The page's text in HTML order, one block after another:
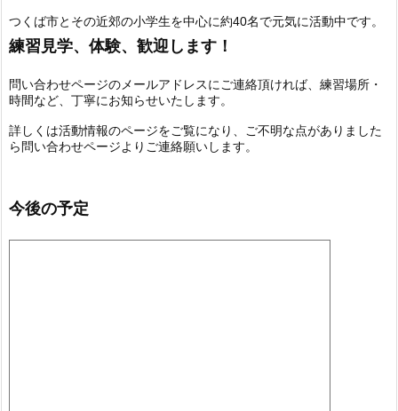
つくば市とその近郊の小学生を中心に約40名で元気に活動中です。
練習見学、体験、歓迎します！
問い合わせページのメールアドレスにご連絡頂ければ、練習場所・
時間など、丁寧にお知らせいたします。
詳しくは活動情報のページをご覧になり、ご不明な点がありました
ら問い合わせページよりご連絡願いします。
今後の予定